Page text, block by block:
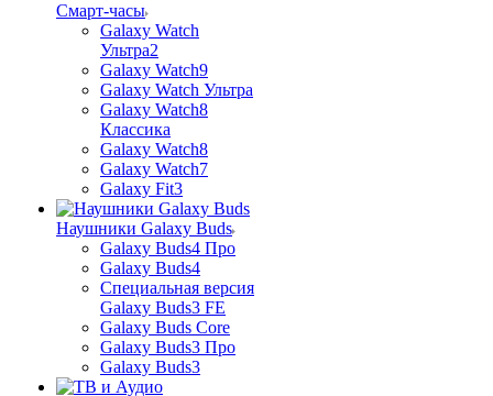
Смарт-часы
Galaxy Watch
Ультра2
Galaxy Watch9
Galaxy Watch Ультра
Galaxy Watch8
Классика
Galaxy Watch8
Galaxy Watch7
Galaxy Fit3
Наушники Galaxy Buds
Galaxy Buds4 Про
Galaxy Buds4
Специальная версия
Galaxy Buds3 FE
Galaxy Buds Core
Galaxy Buds3 Про
Galaxy Buds3